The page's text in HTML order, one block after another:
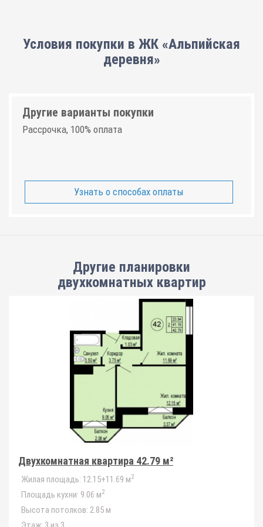
Условия покупки в ЖК «Альпийская
деревня»
Другие варианты покупки
Рассрочка, 100% оплата
Узнать о способах оплаты
Другие планировки
двухкомнатных квартир
Двухкомнатная квартира 42.79 м²
Жилая площадь: 12.15+11.69 м2
Площадь кухни: 9.06 м2
Высота потолков: 2.85 м